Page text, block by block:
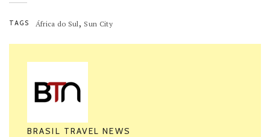
TAGS África do Sul, Sun City
BRASIL TRAVEL NEWS